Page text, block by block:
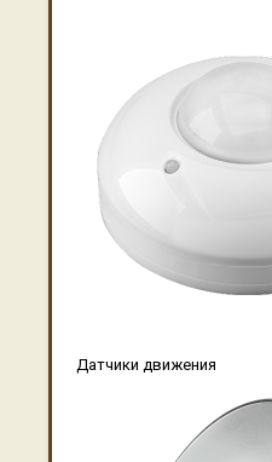
Датчики движения